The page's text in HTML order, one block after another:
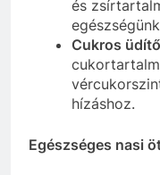
és
Cukros
hízáshoz.
Egészséges nasi